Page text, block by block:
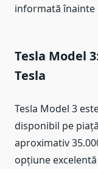
informată înainte
Tesla Model
Tesla
Tesla Model 3
disponibil pe
aproximativ
opțiune